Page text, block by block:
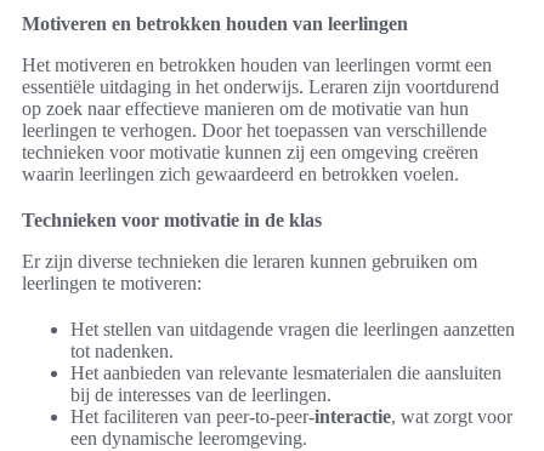
Motiveren en betrokken houden van leerlingen
Het motiveren en betrokken houden van leerlingen vormt een
essentiële uitdaging in het onderwijs. Leraren zijn voortdurend
op zoek naar effectieve manieren om de motivatie van hun
leerlingen te verhogen. Door het toepassen van verschillende
technieken voor motivatie kunnen zij een omgeving creëren
waarin leerlingen zich gewaardeerd en betrokken voelen.
Technieken voor motivatie in de klas
Er zijn diverse technieken die leraren kunnen gebruiken om
leerlingen te motiveren:
Het stellen van uitdagende vragen die leerlingen aanzetten
tot nadenken.
Het aanbieden van relevante lesmaterialen die aansluiten
bij de interesses van de leerlingen.
Het faciliteren van peer-to-peer-interactie, wat zorgt voor
een dynamische leeromgeving.